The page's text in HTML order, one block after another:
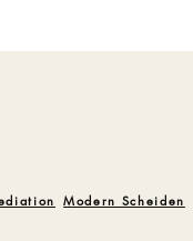
Modern Scheiden